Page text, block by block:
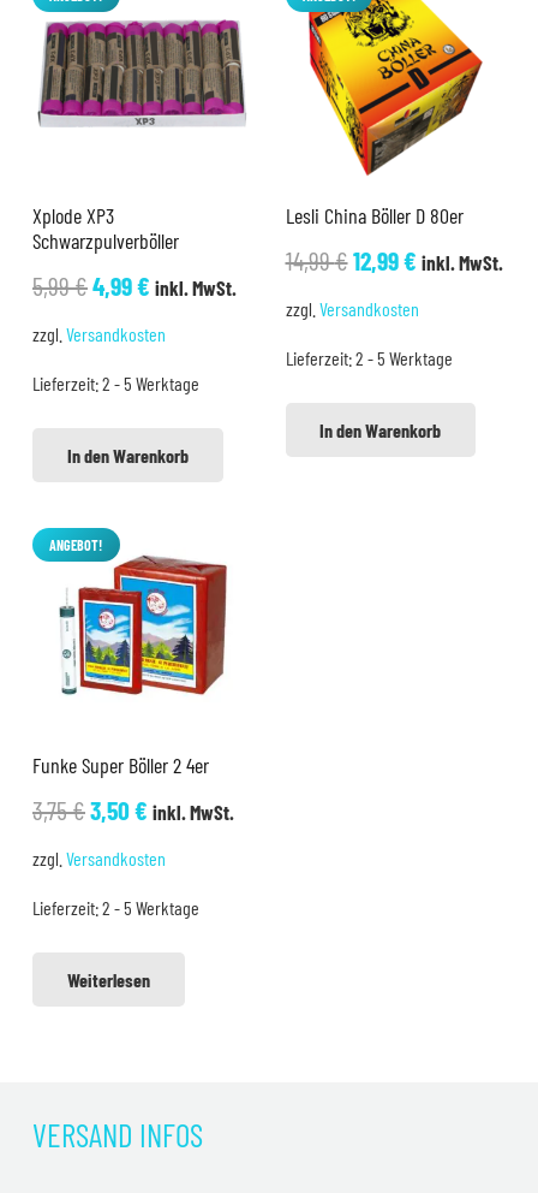
Xplode XP3
Schwarzpulverböller
5,99€Ursprünglicher
5,99 €
4,99€Aktueller
4,99 €.
inkl. MwSt.
zzgl. Versandkosten
Lieferzeit:2 - 5 Werktage
In den Warenkorb
Lesli China Böller D 80er
14,99€Ursprünglicher
14,99 €
12,99€Aktueller
12,99 €.
inkl. MwSt.
zzgl. Versandkosten
Lieferzeit:2 - 5 Werktage
In den Warenkorb
ANGEBOT!
Funke Super Böller 2 4er
3,75€Ursprünglicher
3,75 €
3,50€Aktueller
3,50 €.
inkl. MwSt.
zzgl. Versandkosten
Lieferzeit:2 - 5 Werktage
Weiterlesen
VERSAND INFOS